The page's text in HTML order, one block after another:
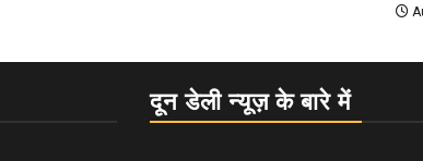
दून डेली न्यूज़ के बारे में